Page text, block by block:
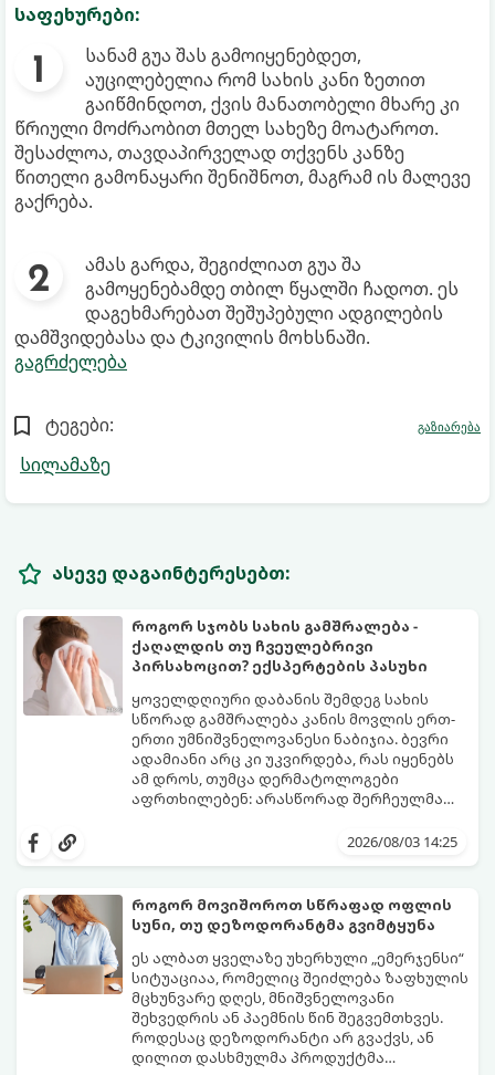
საფეხურები:
სანამ გუა შას გამოიყენებდეთ,
აუცილებელია რომ სახის კანი ზეთით
გაიწმინდოთ, ქვის მანათობელი მხარე კი
წრიული მოძრაობით მთელ სახეზე მოატაროთ.
შესაძლოა, თავდაპირველად თქვენს კანზე
წითელი გამონაყარი შენიშნოთ, მაგრამ ის მალევე
გაქრება.
ამას გარდა, შეგიძლიათ გუა შა
გამოყენებამდე თბილ წყალში ჩადოთ. ეს
დაგეხმარებათ შეშუპებული ადგილების
დამშვიდებასა და ტკივილის მოხსნაში.
გაგრძელება
ტეგები:
სილამაზე
გაზიარება
ასევე დაგაინტერესებთ:
როგორ სჯობს სახის გამშრალება -
ქაღალდის თუ ჩვეულებრივი
პირსახოცით? ექსპერტების პასუხი
ყოველდღიური დაბანის შემდეგ სახის
სწორად გამშრალება კანის მოვლის ერთ-
ერთი უმნიშვნელოვანესი ნაბიჯია. ბევრი
ადამიანი არც კი უკვირდება, რას იყენებს
ამ დროს, თუმცა დერმატოლოგები
აფრთხილებენ: არასწორად შერჩეულმა
გამონაყარი, კანის გაღიზიანება და
კანის ჯანმრთელობისთვის - ტრადიციული
2026/08/03 14:25
როგორ მოვიშოროთ სწრაფად ოფლის
სუნი, თუ დეზოდორანტმა გვიმტყუნა
ეს ალბათ ყველაზე უხერხული „ემერჯენსი“
სიტუაციაა, რომელიც შეიძლება ზაფხულის
მცხუნვარე დღეს, მნიშვნელოვანი
შეხვედრის ან პაემნის წინ შეგვემთხვეს.
როდესაც დეზოდორანტი არ გვაქვს, ან
დილით დასხმულმა პროდუქტმა